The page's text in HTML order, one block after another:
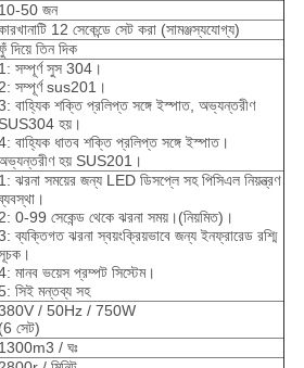
10-50 জন
12 সেকেন্ডে সেট করা (সামঞ্জস্যযোগ্য)
দিয়ে তিন দিক
1: সম্পূর্ণ সুস 304।
সম্পূর্ণ sus201।
বাহ্যিক শক্তি প্রলিপ্ত সঙ্গে ইস্পাত, অভ্যন্তরীণ
SUS304 হয়।
বাহ্যিক ধাতব শক্তি প্রলিপ্ত সঙ্গে ইস্পাত।
হয় SUS201।
1: ঝরনা সময়ের জন্য LED ডিসপ্লে সহ পিসিএল নিয়ন্ত্রণ
0-99 সেকেন্ড থেকে ঝরনা সময়।(নিয়মিত)।
ব্যক্তিগত ঝরনা স্বয়ংক্রিয়ভাবে জন্য ইনফ্রারেড রশ্মি
মানব ভয়েস প্রম্পট সিস্টেম।
সিই মন্তব্য সহ
/ 50Hz / 750W
(6 সেট)
1300m3 / ঘঃ